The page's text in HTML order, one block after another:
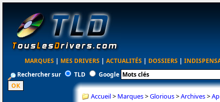
MARQUES | MES DRIVERS | ACTUALITÉS | DOSSIERS |
Rechercher sur
TLD Google
Accueil> Marques>Glorious>Archives>